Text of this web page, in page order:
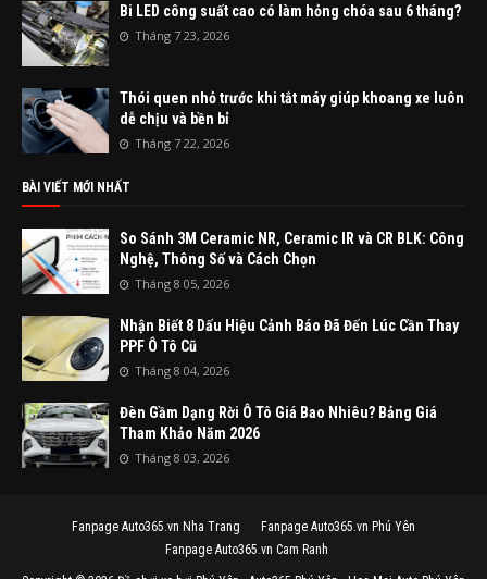
Bi LED công suất cao có làm hỏng chóa sau 6 tháng?
Tháng 7 23, 2026
Thói quen nhỏ trước khi tắt máy giúp khoang xe luôn
dễ chịu và bền bỉ
Tháng 7 22, 2026
BÀI VIẾT MỚI NHẤT
So Sánh 3M Ceramic NR, Ceramic IR và CR BLK: Công
Nghệ, Thông Số và Cách Chọn
Tháng 8 05, 2026
Nhận Biết 8 Dấu Hiệu Cảnh Báo Đã Đến Lúc Cần Thay
PPF Ô Tô Cũ
Tháng 8 04, 2026
Đèn Gầm Dạng Rời Ô Tô Giá Bao Nhiêu? Bảng Giá
Tham Khảo Năm 2026
Tháng 8 03, 2026
Fanpage Auto365.vn Nha Trang
Fanpage Auto365.vn Phú Yên
Fanpage Auto365.vn Cam Ranh